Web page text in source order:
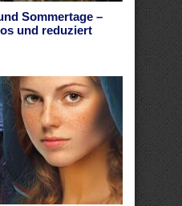
Sommertage –
und reduziert